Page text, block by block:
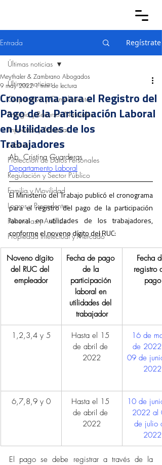
Entrada Regístrate
Últimas noticias
Corporativo y Cumplimiento
Energía y Recursos Naturales
Impuestos y Aduanas
Laboral
Protección de Datos Personales
Regulación y Sector Público
Familia y Movilidad
Logros y Precedentes
Ponencias y Análisis
Propiedad Intelectual y Mercado
Últimas noticias
Cronograma para el Registro del
Pago de la Participación Laboral
en Utilidades de los
Trabajadores
Meythaler & Zambrano Abogados
9 may 2022 1 min de lectura
Ab. Cristina Guarderas
Departamento Laboral
El Ministerio del Trabajo publicó el cronograma
para el registro del pago de la participación
laboral en utilidades de los trabajadores,
conforme el noveno dígito del RUC:
Noveno dígito
del RUC del
empleador
Fecha de pago
de la
participación
laboral en
utilidades del
trabajador
Fecha
registro
pago
1,2,3,4 y 5
Hasta el 15
de abril de
2022
16 de
de 2022
09 de
2022
6,7,8,9 y 0
Hasta el 15
de abril de
2022
10 de
2022 al
de julio
2022